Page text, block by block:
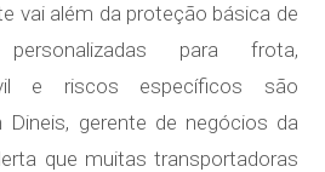
vai além da proteção básica de
para frota,
e riscos específicos são
Dineis, gerente de negócios da
que muitas transportadoras